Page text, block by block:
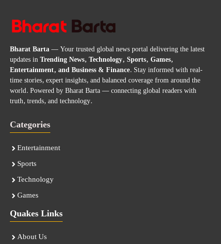
Bharat Barta— Your trusted global news portal delivering the latest
updates inTrending News, Technology, Sports, Games,
Entertainment, and Business & Finance. Stay informed with real-
time stories, expert insights, and balanced coverage from around the
world. Powered by Bharat Barta — connecting global readers with
truth, trends, and technology.
Categories
Entertainment
Sports
Technology
Games
Quakes Links
About Us